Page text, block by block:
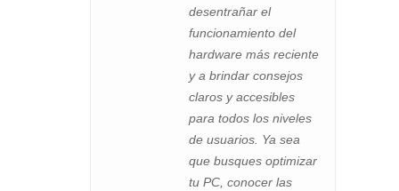
desentrañar el
funcionamiento del
hardware más reciente
y a brindar consejos
claros y accesibles
para todos los niveles
de usuarios. Ya sea
que busques optimizar
tu PC, conocer las